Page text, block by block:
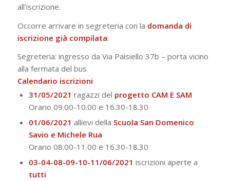
all’iscrizione.
Occorre arrivare in segreteria con la domanda di
iscrizione già compilata.
Segreteria: ingresso da Via Paisiello 37b – porta vicino
alla fermata del bus
Calendario iscrizioni
31/05/2021 ragazzi del progetto CAM E SAM
Orario 09.00-10.00 e 16.30-18.30
01/06/2021 allievi della Scuola San Domenico
Savio e Michele Rua
Orario 08.00-11.00 e 16.30-18.30
03-04-08-09-10-11/06/2021 iscrizioni aperte a
tutti